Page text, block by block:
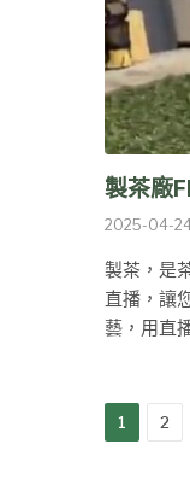
製茶廠
2025-04-
製茶，是
直播，讓
藝，用直
1 2